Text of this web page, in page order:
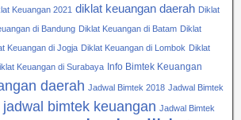
Keuangan 2021 diklat keuangan daerah Diklat
di Bandung Diklat Keuangan di Batam Diklat
Keuangan di Jogja Diklat Keuangan di Lombok Diklat
Keuangan di Surabaya Info Bimtek Keuangan
daerah Jadwal Bimtek 2018 Jadwal Bimtek
jadwal bimtek keuangan Jadwal Bimtek